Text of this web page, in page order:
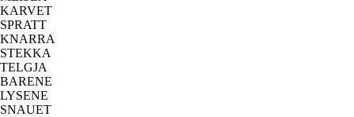
KARVET
SPRATT
KNARRA
STEKKA
TELGJA
BARENE
LYSENE
SNAUET